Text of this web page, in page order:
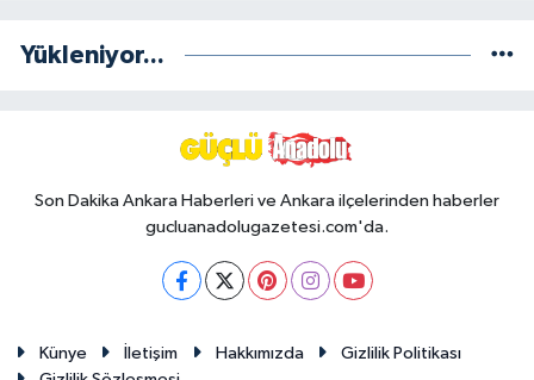
Yükleniyor...
Son Dakika Ankara Haberleri ve Ankara ilçelerinden haberler
gucluanadolugazetesi.com'da.
Künye İletişim Hakkımızda
Gizlilik Politikası